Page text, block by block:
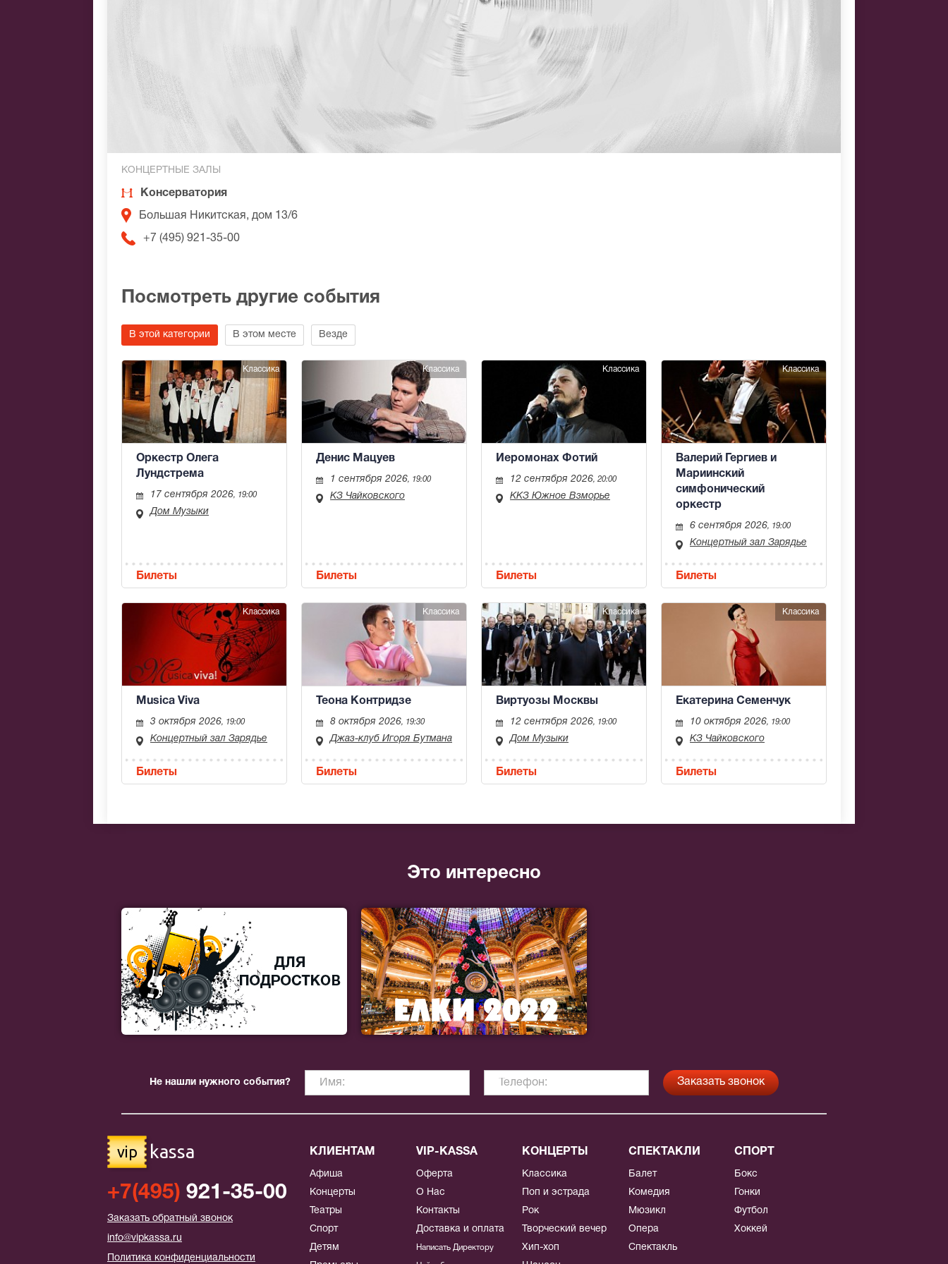
КОНЦЕРТНЫЕ ЗАЛЫ
Консерватория
Большая Никитская, дом 13/6
+7 (495) 921-35-00
Посмотреть другие события
В этой категории В этом месте Везде
Классика
Оркестр Олега
Лундстрема
17 сентября 2026, 19:00
Дом Музыки
Билеты
Классика
Денис Мацуев
1 сентября 2026, 19:00
КЗ Чайковского
Билеты
Классика
Иеромонах Фотий
12 сентября 2026, 20:00
ККЗ Южное Взморье
Билеты
Классика
Валерий Гергиев и
Мариинский
симфонический
оркестр
6 сентября 2026, 19:00
Концертный зал Зарядье
Билеты
Классика
Musica Viva
3 октября 2026, 19:00
Концертный зал Зарядье
Билеты
Классика
Теона Контридзе
8 октября 2026, 19:30
Джаз-клуб Игоря Бутмана
Билеты
Классика
Виртуозы Москвы
12 сентября 2026, 19:00
Дом Музыки
Билеты
Классика
Екатерина Семенчук
10 октября 2026, 19:00
КЗ Чайковского
Билеты
Это интересно
Не нашли нужного события?
vip kassa
+7(495) 921-35-00
Заказать обратный звонок
info@vipkassa.ru
Политика конфиденциальности
КЛИЕНТАМ
Афиша
Концерты
Театры
Спорт
Детям
VIP-KASSA
Оферта
О Нас
Контакты
Доставка и оплата
Написать Директору
КОНЦЕРТЫ
Классика
Поп и эстрада
Рок
Творческий вечер
Хип-хоп
СПЕКТАКЛИ
Балет
Комедия
Мюзикл
Опера
Спектакль
СПОРТ
Бокс
Гонки
Футбол
Хоккей